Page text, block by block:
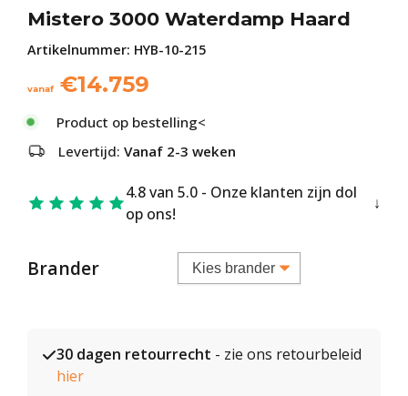
Mistero 3000 Waterdamp Haard
Artikelnummer: HYB-10-215
vanaf €14.759
Product op bestelling<
Levertijd: Vanaf 2-3 weken
4.8 van 5.0 - Onze klanten zijn dol
op ons!
Brander
30 dagen retourrecht - zie ons retourbeleid
hier